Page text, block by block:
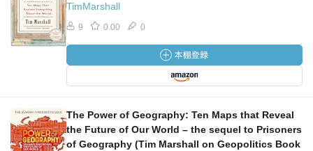
TimMarshall
9 0.00 0
The Power of Geography: Ten Maps that Reveal
the Future of Our World – the sequel to Prisoners
of Geography (Tim Marshall on Geopolitics Book